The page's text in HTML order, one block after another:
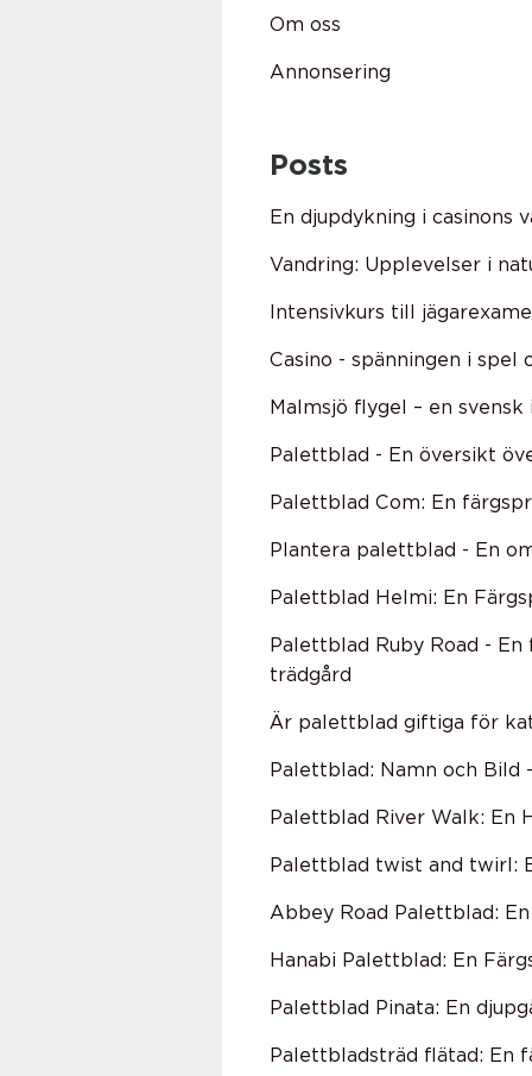
Om oss
Annonsering
Posts
En djupdykning i casinons
Vandring: Upplevelser i
Intensivkurs till
Casino - spänningen i spel
Malmsjö flygel – en
Palettblad - En översikt
Palettblad Com: En
Plantera palettblad - En
Palettblad Helmi: En
Palettblad Ruby Road -
trädgård
Är palettblad giftiga för
Palettblad: Namn och Bild
Palettblad River Walk: En
Palettblad twist and twirl:
Abbey Road Palettblad:
Hanabi Palettblad: En
Palettblad Pinata: En
Palettbladsträd flätad: En